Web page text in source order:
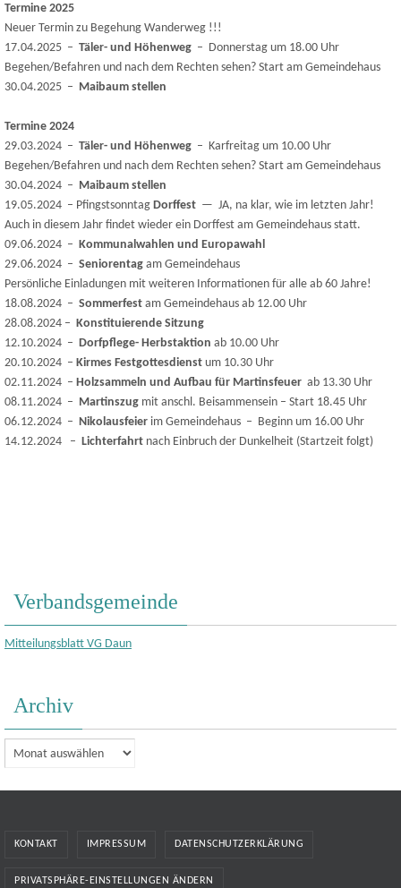
Termine 2025
Neuer Termin zu Begehung Wanderweg !!!
17.04.2025 – Täler- und Höhenweg – Donnerstag um 18.00 Uhr
Begehen/Befahren und nach dem Rechten sehen? Start am Gemeindehaus
30.04.2025 – Maibaum stellen
Termine 2024
29.03.2024 – Täler- und Höhenweg – Karfreitag um 10.00 Uhr
Begehen/Befahren und nach dem Rechten sehen? Start am Gemeindehaus
30.04.2024 – Maibaum stellen
19.05.2024 – Pfingstsonntag Dorffest — JA, na klar, wie im letzten Jahr!
Auch in diesem Jahr findet wieder ein Dorffest am Gemeindehaus statt.
09.06.2024 – Kommunalwahlen und Europawahl
29.06.2024 – Seniorentag am Gemeindehaus
Persönliche Einladungen mit weiteren Informationen für alle ab 60 Jahre!
18.08.2024 – Sommerfest am Gemeindehaus ab 12.00 Uhr
28.08.2024 – Konstituierende Sitzung
12.10.2024 – Dorfpflege- Herbstaktion ab 10.00 Uhr
20.10.2024 – Kirmes Festgottesdienst um 10.30 Uhr
02.11.2024 – Holzsammeln und Aufbau für Martinsfeuer ab 13.30 Uhr
08.11.2024 – Martinszug mit anschl. Beisammensein – Start 18.45 Uhr
06.12.2024 – Nikolausfeier im Gemeindehaus – Beginn um 16.00 Uhr
14.12.2024 – Lichterfahrt nach Einbruch der Dunkelheit (Startzeit folgt)
Verbandsgemeinde
Mitteilungsblatt VG Daun
Archiv
Archiv
KONTAKT IMPRESSUM DATENSCHUTZERKLÄRUNG
PRIVATSPHÄRE-EINSTELLUNGEN ÄNDERN